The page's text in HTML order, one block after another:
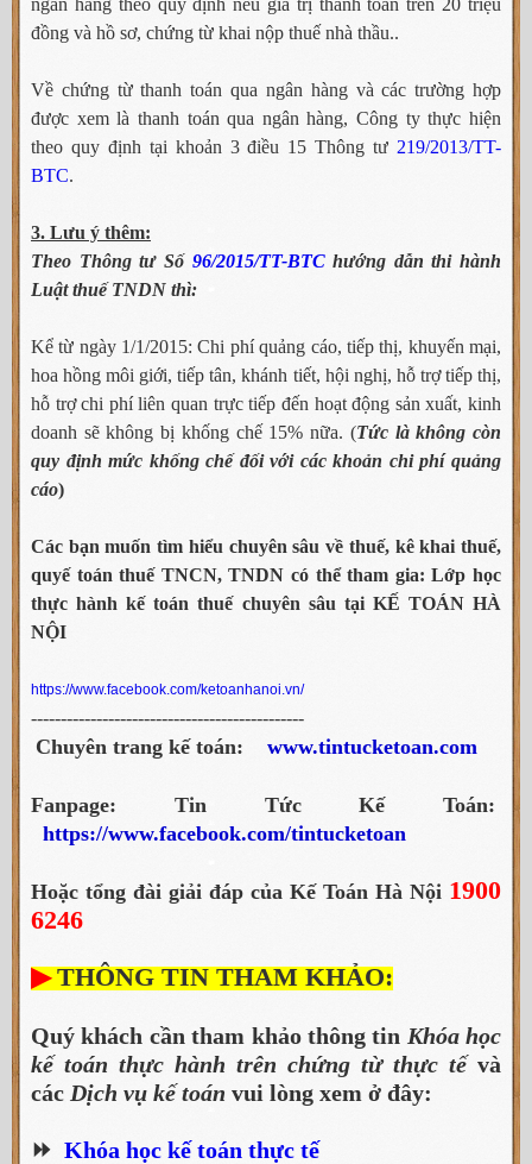
đồng và hồ sơ, chứng từ khai nộp thuế nhà thầu..
Về chứng từ thanh toán qua ngân hàng và các trường hợp
được xem là thanh toán qua ngân hàng, Công ty thực hiện
theo quy định tại khoản 3 điều 15 Thông tư 219/2013/TT-
BTC.
3. Lưu ý thêm:
Theo Thông tư Số 96/2015/TT-BTChướng dẫn thi hành
Luật thuế TNDN thì:
Kể từ ngày 1/1/2015: Chi phí quảng cáo, tiếp thị, khuyến mại,
hoa hồng môi giới, tiếp tân, khánh tiết, hội nghị, hỗ trợ tiếp thị,
hỗ trợ chi phí liên quan trực tiếp đến hoạt động sản xuất, kinh
doanh sẽ không bị khống chế 15% nữa. (Tức là không còn
quy định mức khống chế đối với các khoản chi phí quảng
cáo)
Các bạn muốn tìm hiểu chuyên sâu về thuế, kê khai thuế,
quyế toán thuế TNCN, TNDN có thể tham gia: Lớp học
thực hành kế toán thuế chuyên sâu tại KẾ TOÁN HÀ
NỘI
https://www.facebook.com/ketoanhanoi.vn/
----------------------------------------------
Chuyên trang kế toán: www.tintucketoan.com
Fanpage: Tin Tức Kế Toán:
https://www.facebook.com/tintucketoan
Hoặc tổng đài giải đáp của Kế Toán Hà Nội 1900
6246
▶ THÔNG TIN THAM KHẢO:
Quý khách cần tham khảo thông tin Khóa học
kế toán thực hành trên chứng từ thực tếvà
các Dịch vụ kế toán vui lòng xem ở đây:
⏩ Khóa học kế toán thực tế